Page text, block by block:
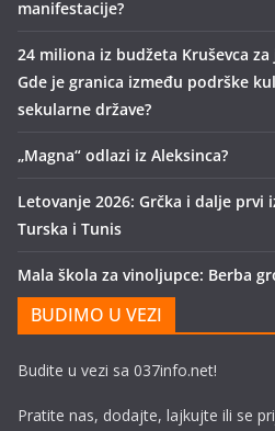
manifestacije?
24 miliona iz budžeta Kruševca
Gde je granica između podrške
sekularne države?
„Magna“ odlazi iz Aleksinca?
Letovanje 2026: Grčka i dalje prvi
Turska i Tunis
Mala škola za vinoljupce: Berba
BUDIMO U VEZI
Budite u vezi sa 037info.net!
Pratite nas, dodajte, lajkujte ili se